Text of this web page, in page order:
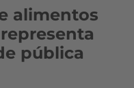
alimentos
pública